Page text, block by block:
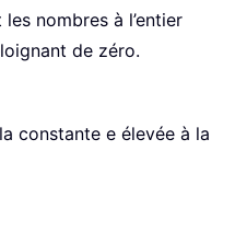
nombres à l’entier
de zéro.
constante e élevée à la